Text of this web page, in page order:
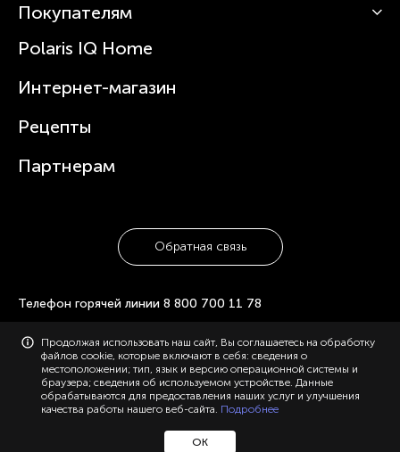
Вертикальные пылесосы
Зубные щетки и ирригаторы
Увлажнители
Посуда
О Polaris
Статьи
Покупателям
Сервисные центры
Где купить
Polaris IQ Home
Интернет-магазин
Рецепты
Партнерам
Обратная связь
Телефон горячей линии 8 800 700 11 78
© 2006-2026 «Polaris». Все права защищены. Использование
материалов с сайта polaris.ru возможно только с разрешения
администрации, с указанием активной ссылки на сайт.
Конфиденциальность
Карта сайта
Продолжая использовать наш сайт, Вы соглашаетесь на обработку
файлов cookie, которые включают в себя: сведения о
местоположении; тип, язык и версию операционной системы и
браузера; сведения об используемом устройстве. Данные
обрабатываются для предоставления наших услуг и улучшения
качества работы нашего веб-сайта. Подробнее
ОК